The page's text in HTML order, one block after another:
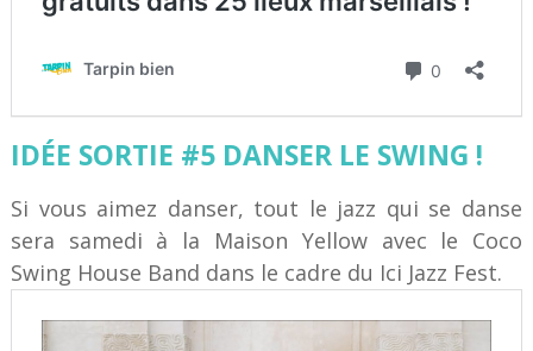
IDÉE SORTIE #5 DANSER LE SWING !
Si vous aimez danser, tout le jazz qui se danse
sera samedi à la Maison Yellow avec le Coco
Swing House Band dans le cadre du Ici Jazz Fest.